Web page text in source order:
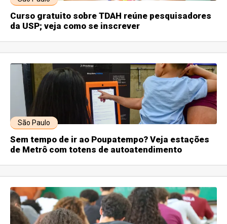
Curso gratuito sobre TDAH reúne pesquisadores
da USP; veja como se inscrever
São Paulo
Sem tempo de ir ao Poupatempo? Veja estações
de Metrô com totens de autoatendimento